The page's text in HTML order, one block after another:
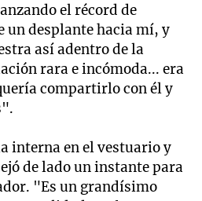
el récord de
un desplante hacia mí, y
así adentro de la
rara e incómoda... era
compartirlo con él y
interna en el vestuario y
de lado un instante para
"Es un grandísimo